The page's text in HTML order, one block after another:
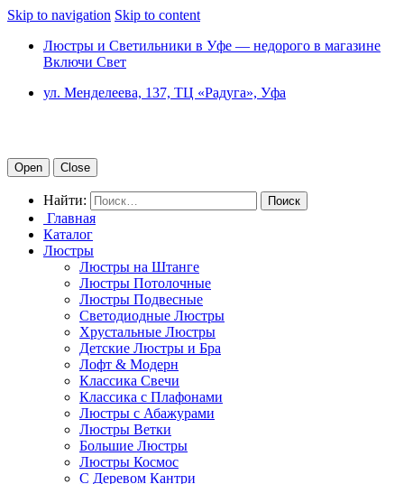
Skip to navigation Skip to content
Люстры и Светильники в Уфе — недорого в магазине
Включи Свет
ул. Менделеева, 137, ТЦ «Радуга», Уфа
Open Close
Найти:
Главная
Каталог
Люстры
Люстры на Штанге
Люстры Потолочные
Люстры Подвесные
Светодиодные Люстры
Хрустальные Люстры
Детские Люстры и Бра
Лофт & Модерн
Классика Свечи
Классика с Плафонами
Люстры с Абажурами
Люстры Ветки
Большие Люстры
Люстры Космос
С Деревом Кантри